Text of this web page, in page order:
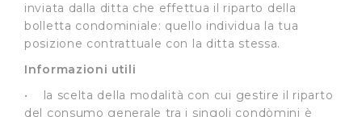
inviata dalla ditta che effettua il riparto della
bolletta condominiale: quello individua la tua
posizione contrattuale con la ditta stessa.
Informazioni utili
• la scelta della modalità con cui gestire il riparto
del consumo generale tra i singoli condòmini è